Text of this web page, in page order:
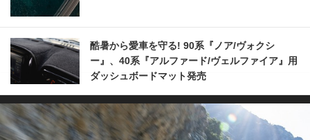
酷暑から愛車を守る! 90系『ノア/ヴォクシ
ー』、40系『アルファード/ヴェルファイア』用
ダッシュボードマット発売